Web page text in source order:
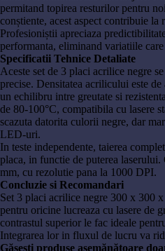
permitand topirea resturilor pentru
conștiente, acest aspect contribuie la
Profesioniștii apreciaza
performanta, eliminand variatiile
Specificatii Tehnice Detaliate
Aceste set de 3 placi acrilice negre
precise. Densitatea acrilicului este
un echilibru intre greutate si
de 80-100°C, compatibila cu lasere
scazuta datorita culorii negre, dar
LED-uri.
In teste independente, taierea
placa, in functie de puterea
mm, cu rezolutie pana la 1000 DPI.
Concluzie si Recomandari
Set 3 placi acrilice negre 300 x 300
pentru oricine lucreaza cu lasere de
contrastul superior le fac ideale
Integrarea lor in fluxul de lucru va
Găsești produse asemănătoare